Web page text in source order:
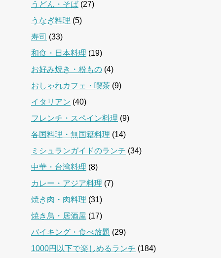
うどん・そば (27)
うなぎ料理 (5)
寿司 (33)
和食・日本料理 (19)
お好み焼き・粉もの (4)
おしゃれカフェ・喫茶 (9)
イタリアン (40)
フレンチ・スペイン料理 (9)
各国料理・無国籍料理 (14)
ミシュランガイドのランチ (34)
中華・台湾料理 (8)
カレー・アジア料理 (7)
焼き肉・肉料理 (31)
焼き鳥・居酒屋 (17)
バイキング・食べ放題 (29)
1000円以下で楽しめるランチ (184)